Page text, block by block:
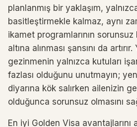
planlanmış bir yaklaşım,
basitleştirmekle kalmaz, aynı
ikamet programlarının
altına alınması şansını da
gezinmenin yalnızca kutuları
fazlası olduğunu unutmayın;
diyarına kök salırken ailenizin
olduğunca sorunsuz olmasını
En iyi Golden Visa avantajlarını